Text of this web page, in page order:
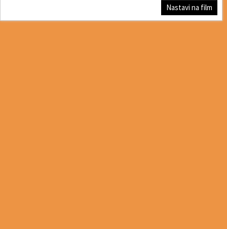
Nastavi na film